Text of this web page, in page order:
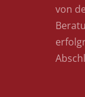
von